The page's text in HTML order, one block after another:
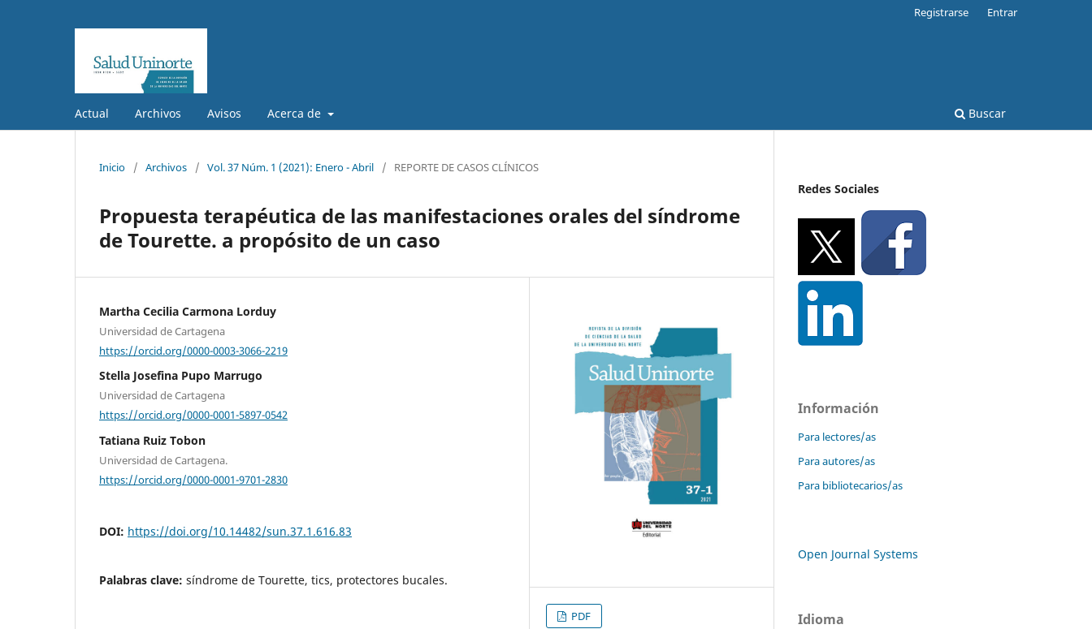
Actual Archivos Avisos Acerca de Buscar
Registrarse Entrar
Inicio / Archivos / Vol. 37 Núm. 1 (2021): Enero - Abril / REPORTE DE CASOS CLÍNICOS
Propuesta terapéutica de las manifestaciones orales del síndrome
de Tourette. a propósito de un caso
Martha Cecilia Carmona Lorduy
Universidad de Cartagena
https://orcid.org/0000-0003-3066-2219
Stella Josefina Pupo Marrugo
Universidad de Cartagena
https://orcid.org/0000-0001-5897-0542
Tatiana Ruiz Tobon
Universidad de Cartagena.
https://orcid.org/0000-0001-9701-2830
DOI: https://doi.org/10.14482/sun.37.1.616.83
Palabras clave: síndrome de Tourette, tics, protectores bucales.
PDF
Redes Sociales
Información
Para lectores/as
Para autores/as
Para bibliotecarios/as
Open Journal Systems
Idioma